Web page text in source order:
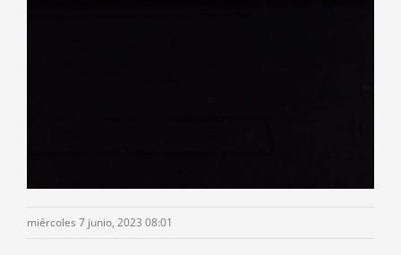
miércoles 7 junio, 2023 08:01